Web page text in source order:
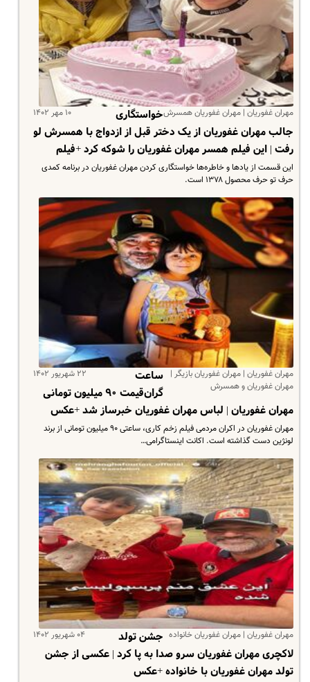
مهران غفوریان | مهران غفوریان همسرش ۱۰ مهر ۱۴۰۲
خواستگاری
جالب مهران غفوریان از یک دختر قبل از ازدواج با همسرش لو
رفت | این فیلم همسر مهران غفوریان را شوکه کرد +فیلم
این قسمت از یادها و خاطره‌ها خواستگاری کردن مهران غفوریان در برنامه کمدی
حرف تو حرف محصول ۱۳۷۸ است.
مهران غفوریان | مهران غفوریان بازیگر |
مهران غفوریان و همسرش
۲۲ شهریور ۱۴۰۲
ساعت
گران‌قیمت ٩٠ میلیون تومانى
مهران غفوریان | لباس مهران غفوریان خبرساز شد +عکس
مهران غفوریان در اکران مردمى فیلم زخم کارى، ساعتى ٩٠ میلیون تومانى از برند
لونژین دست گذاشته است. اکانت اینستاگرامی…
مهران غفوریان | مهران غفوریان خانواده ۰۴ شهریور ۱۴۰۲
جشن تولد
لاکچری مهران غفوریان سرو صدا به پا کرد | عکسی از جشن
تولد مهران غفوریان با خانواده +عکس